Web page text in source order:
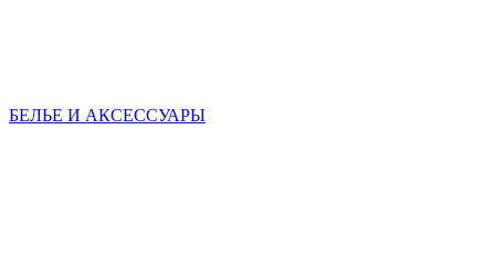
БЕЛЬЕ И АКСЕССУАРЫ